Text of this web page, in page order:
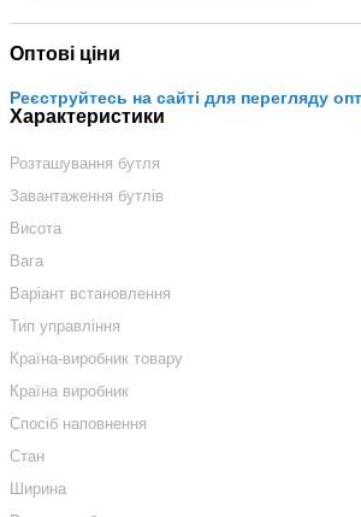
Оптові ціни
Реєструйтесь на сайті для перегляду
Характеристики
Розташування бутля
Завантаження бутлів
Висота
Вага
Варіант встановлення
Тип управління
Країна-виробник товару
Країна виробник
Спосіб наповнення
Стан
Ширина